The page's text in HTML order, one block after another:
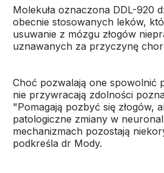
Molekuła oznaczona DDL-920
obecnie stosowanych leków,
usuwanie z mózgu złogów
uznawanych za przyczynę
Choć pozwalają one spowolnić
nie przywracają zdolności
"Pomagają pozbyć się złogów,
patologiczne zmiany w
mechanizmach pozostają
podkreśla dr Mody.